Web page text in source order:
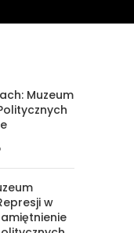
Muzeum
w